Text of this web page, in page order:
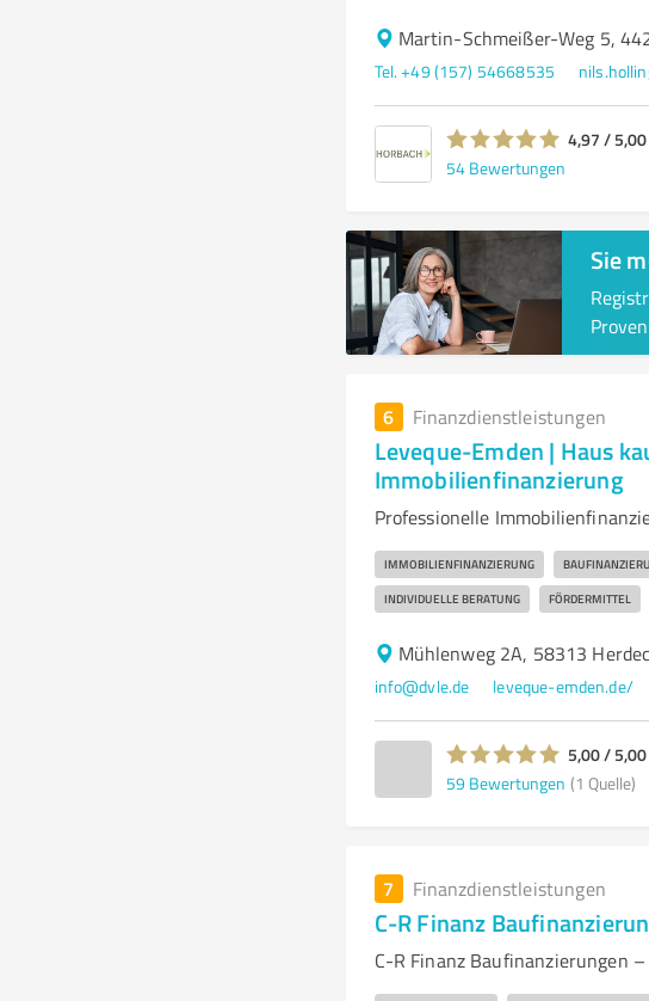
Martin-Schmeißer-Weg 5,
Tel. +49 (157) 54668535
4,97 / 5,00
54 Bewertungen
Sie
6 Finanzdienstleistungen
Leveque-Emden | Haus
Immobilienfinanzierung
Professionelle
IMMOBILIENFINANZIERUNG
INDIVIDUELLE BERATUNG FÖRDERMITTEL
Mühlenweg 2A, 58313
info@dvle.de leveque-emden.de/
5,00 / 5,00
59 Bewertungen (1 Quelle)
7 Finanzdienstleistungen
C-R Finanz
C-R Finanz Baufinanzierungen